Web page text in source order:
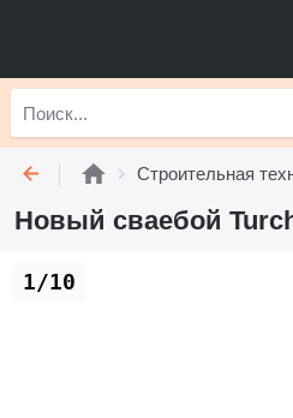
Строительная
Новый сваебой
1/10